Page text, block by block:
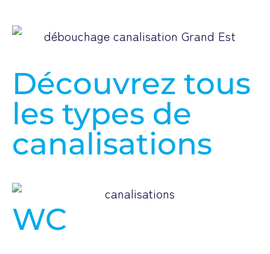
Découvrez tous
les types de
canalisations
WC